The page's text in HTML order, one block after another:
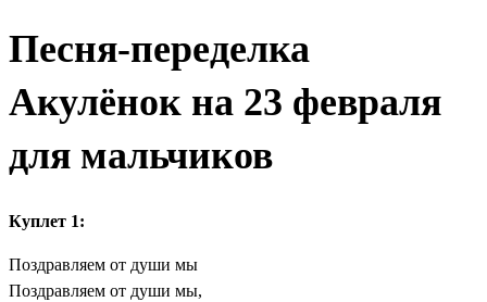
Песня-переделка
Акулёнок на 23 февраля
для мальчиков
Куплет 1:
Поздравляем от души мы
Поздравляем от души мы,